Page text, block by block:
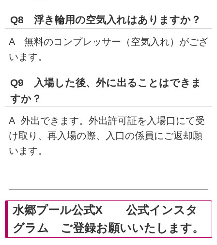
Q8 浮き輪用の空気入れはありますか？
A 無料のコンプレッサー（空気入れ）がござ
います。
Q9 入場した後、外に出ることはできま
すか？
A 外出できます。外出許可証を入場口にて受
け取り、再入場の際、入口の係員にご返却願
います。
水郷プール公式X 公式インスタ
グラム ご登録お願いいたします。